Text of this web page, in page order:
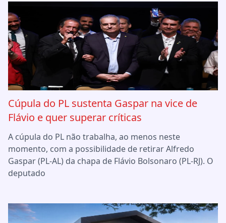
Cúpula do PL sustenta Gaspar na vice de
Flávio e quer superar críticas
A cúpula do PL não trabalha, ao menos neste
momento, com a possibilidade de retirar Alfredo
Gaspar (PL-AL) da chapa de Flávio Bolsonaro (PL-RJ). O
deputado